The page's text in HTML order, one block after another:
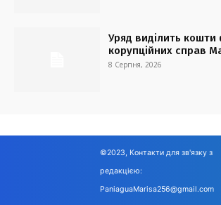
Уряд виділить кошти
корупційних справ
8 Серпня, 2026
©2023, Контакти для зв'язку з
редакцією:
PaniaguaMarisa256@gmail.com